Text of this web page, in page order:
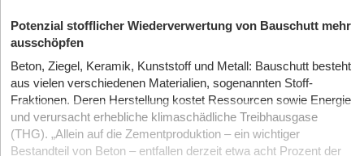
Potenzial stofflicher Wiederverwertung von Bauschutt mehr
ausschöpfen
Beton, Ziegel, Keramik, Kunststoff und Metall: Bauschutt besteht
aus vielen verschiedenen Materialien, sogenannten Stoff-
Fraktionen. Deren Herstellung kostet Ressourcen sowie Energie
und verursacht erhebliche klimaschädliche Treibhausgase
(THG). „Allein auf die Zementproduktion – ein wichtiger
Bestandteil von Beton – entfallen derzeit etwa acht Prozent der